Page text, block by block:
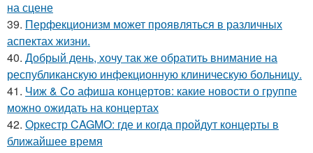
на сцене
39. Перфекционизм может проявляться в различных
аспектах жизни.
40. Добрый день, хочу так же обратить внимание на
республиканскую инфекционную клиническую больницу.
41. Чиж & Co афиша концертов: какие новости о группе
можно ожидать на концертах
42. Оркестр CAGMO: где и когда пройдут концерты в
ближайшее время